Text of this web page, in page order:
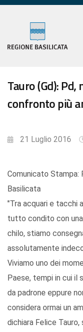
Tauro (Gd):
confronto più
21 Luglio 2016
Comunicato Stampa:
Basilicata
"Tra acquari e tacchi
tutto condito con
chilo, stiamo
assolutamente
Viviamo uno dei
Paese, tempi in cui il
da padrone eppure
considera ormai un
dichiara Felice